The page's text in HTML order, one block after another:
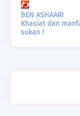
BEN ASHAARI
Khasiat dan
sukan !